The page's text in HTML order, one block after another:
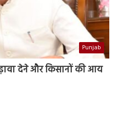
Punjab
देने और किसानों की आय